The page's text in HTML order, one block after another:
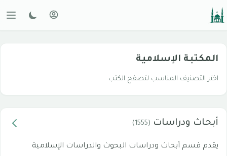
المكتبة الإسلامية
اختر التصنيف المناسب لتصفح الكتب
أبحاث ودراسات (1555)
يقدم قسم أبحاث ودراسات البحوث والدراسات الإسلامية